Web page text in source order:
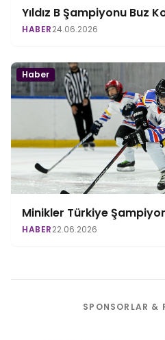
Yıldız B Şampiyonu Buz
HABER24.06.2026
Haber
Minikler Türkiye
HABER22.06.2026
SPONSORLAR &